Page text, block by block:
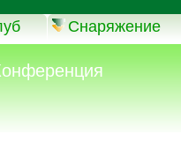
Снаряжение